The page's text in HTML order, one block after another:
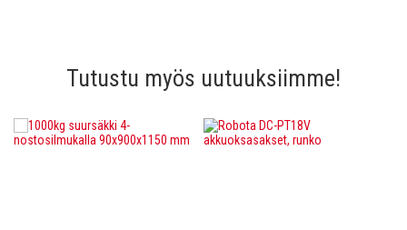
Tutustu myös uutuuksiimme!